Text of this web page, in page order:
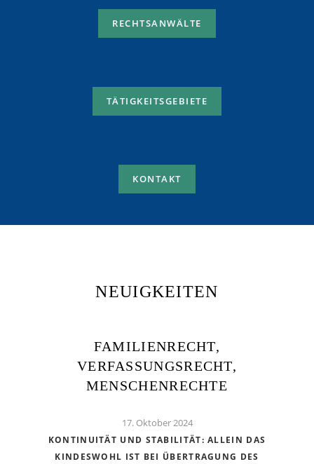
RECHTSANWÄLTE
TÄTIGKEITSGEBIETE
KONTAKT
NEUIGKEITEN
FAMILIENRECHT,
VERFASSUNGSRECHT,
MENSCHENRECHTE
17. Oktober 2024
KONTINUITÄT UND STABILITÄT: ALLEIN DAS
KINDESWOHL IST BEI ÜBERTRAGUNG DES